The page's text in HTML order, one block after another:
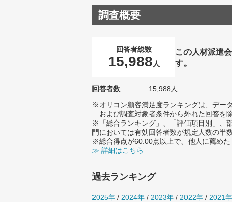
調査概要
回答者総数
15,988 人
この人材派遣
す。
回答者数 15,988人
※オリコン顧客満足度ランキングは、デー
および調査対象者条件から外れた回答を
※「総合ランキング」、「評価項目別」、
門においては有効回答者数が規定人数の半
※総合得点が60.00点以上で、他人に薦めた
≫ 詳細はこちら
過去ランキング
2025年 / 2024年 / 2023年 / 2022年 / 2021年